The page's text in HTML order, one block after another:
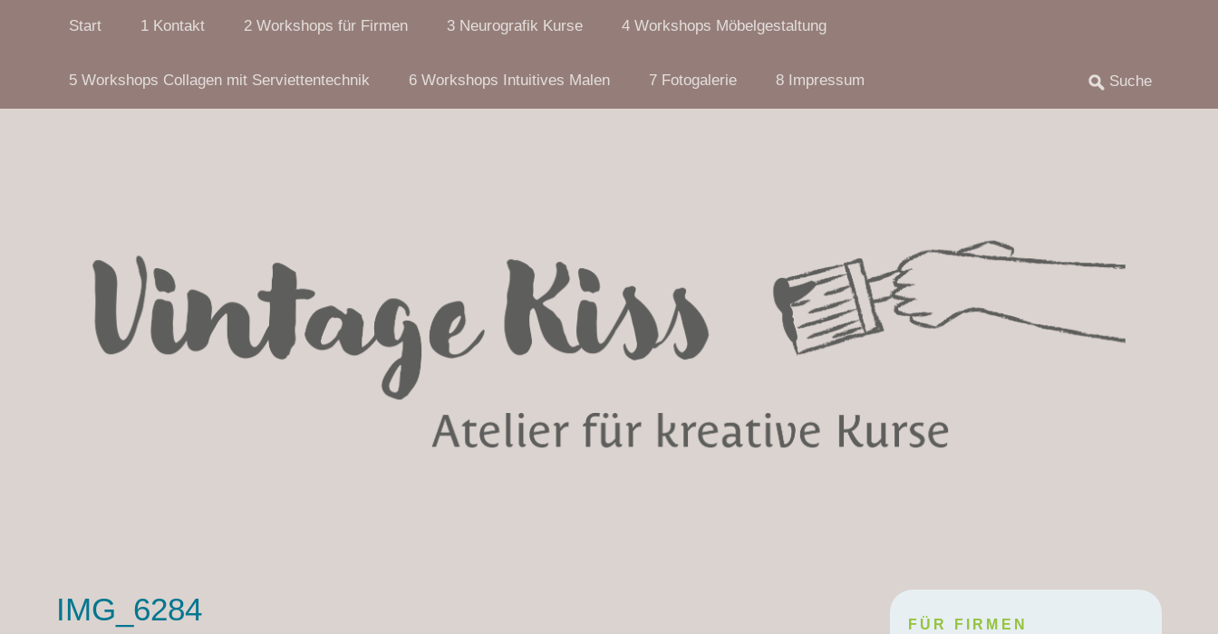
Start 1 Kontakt 2 Workshops für Firmen 3 Neurografik Kurse 4 Workshops Möbelgestaltung
5 Workshops Collagen mit Serviettentechnik 6 Workshops Intuitives Malen 7 Fotogalerie 8 Impressum
IMG_6284 FÜR FIRMEN